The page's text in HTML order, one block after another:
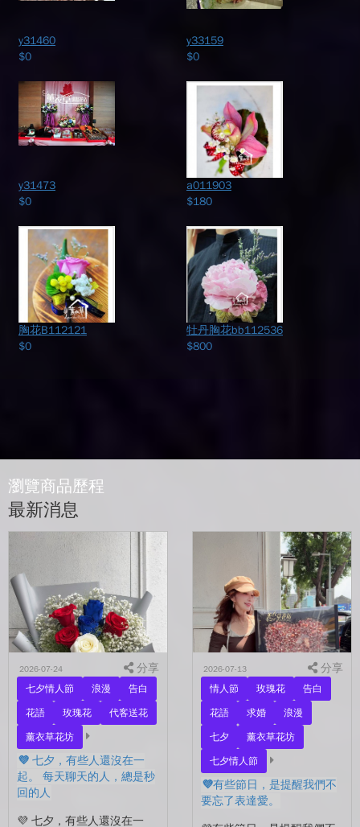
y31460
$0
y33159
$0
y31473
$0
a011903
$180
胸花B112121
$0
牡丹胸花bb112536
$800
瀏覽商品歷程
最新消息
2026-07-24 分享
七夕情人節 浪漫
告白
花語
玫瑰花
代客送花
薰衣草花坊
💜 七夕，有些人還沒在一
起。 每天聊天的人，總是秒
回的人
💜 七夕，有些人還沒在一
2026-07-13 分享
情人節 玫瑰花
告白
花語
求婚
浪漫
七夕
薰衣草花坊
七夕情人節
💜有些節日，是提醒我們不
要忘了表達愛。